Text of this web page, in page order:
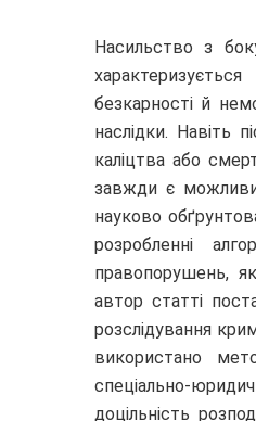
Насильство з
безкарності й
наслідки. Навіть
каліцтва або
завжди є
науково
розробленні
правопорушень,
автор статті
розслідування
використано
спеціально-
доцільність